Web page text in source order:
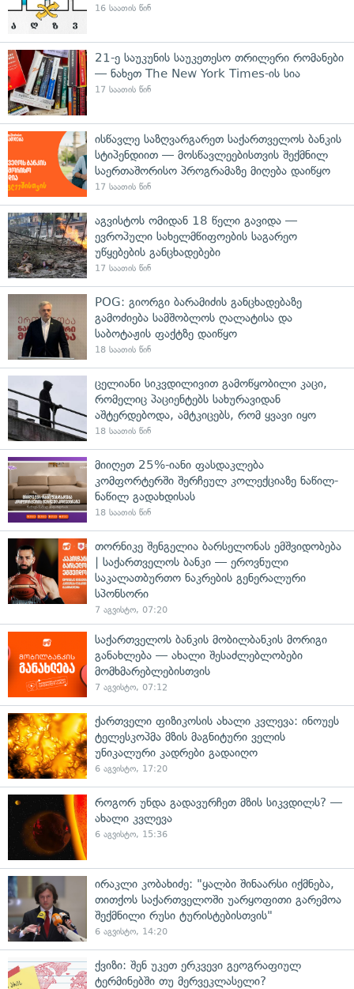
16 საათის წინ
21-ე საუკუნის საუკეთესო თრილერი რომანები
— ნახეთ The New York Times-ის სია
17 საათის წინ
ისწავლე საზღვარგარეთ საქართველოს ბანკის
სტიპენდიით — მოსწავლეებისთვის შექმნილ
საერთაშორისო პროგრამაზე მიღება დაიწყო
17 საათის წინ
აგვისტოს ომიდან 18 წელი გავიდა —
ევროპული სახელმწიფოების საგარეო
უწყებების განცხადებები
17 საათის წინ
POG: გიორგი ბარამიძის განცხადებაზე
გამოძიება სამშობლოს ღალატისა და
საბოტაჟის ფაქტზე დაიწყო
18 საათის წინ
ცელიანი სიკვდილივით გამოწყობილი კაცი,
რომელიც პაციენტებს სახურავიდან
აშტერდებოდა, ამტკიცებს, რომ ყვავი იყო
18 საათის წინ
მიიღეთ 25%-იანი ფასდაკლება
კომფორტერში შერჩეულ კოლექციაზე ნაწილ-
ნაწილ გადახდისას
18 საათის წინ
თორნიკე შენგელია ბარსელონას ემშვიდობება
| საქართველოს ბანკი — ეროვნული
საკალათბურთო ნაკრების გენერალური
სპონსორი
7 აგვისტო, 07:20
საქართველოს ბანკის მობილბანკის მორიგი
განახლება — ახალი შესაძლებლობები
მომხმარებლებისთვის
7 აგვისტო, 07:12
ქართველი ფიზიკოსის ახალი კვლევა: ინოუეს
ტელესკოპმა მზის მაგნიტური ველის
უნიკალური კადრები გადაიღო
6 აგვისტო, 17:20
როგორ უნდა გადავურჩეთ მზის სიკვდილს? —
ახალი კვლევა
6 აგვისტო, 15:36
ირაკლი კობახიძე: "ყალბი შინაარსი იქმნება,
თითქოს საქართველოში უარყოფითი გარემოა
შექმნილი რუსი ტურისტებისთვის"
6 აგვისტო, 14:20
ქვიზი: შენ უკეთ ერკვევი გეოგრაფიულ
ტერმინებში თუ მერვეკლასელი?